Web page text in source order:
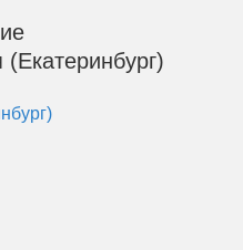
(Екатеринбург)